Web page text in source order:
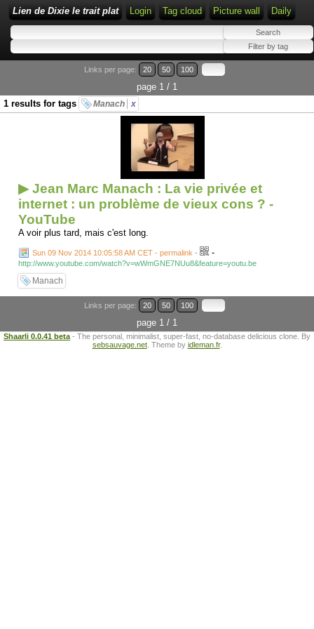
Lien de Dixie le trait plat Login Tag cloud Picture wall Daily
Links per page: 20 50 100
page 1 / 1
1 results for tags
Manach x
▶ Jean Marc Manach : La vie privée et
internet : un problème de vieux cons ? -
YouTube
A voir plus tard, mais c'est long.
Sun 09 Nov 2014 10:05:58 AM CET - permalink - -
http://www.youtube.com/watch?v=wWmGNE7NUu8&feature=youtu.be
Manach
Links per page: 20 50 100
page 1 / 1
Shaarli 0.0.41 beta - The personal, minimalist, super-fast, no-database delicious clone. By
sebsauvage.net. Theme by idleman.fr.